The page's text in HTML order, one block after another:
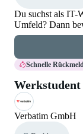
Du suchst als IT-
Umfeld? Dann
Schnelle
Verbatim GmbH